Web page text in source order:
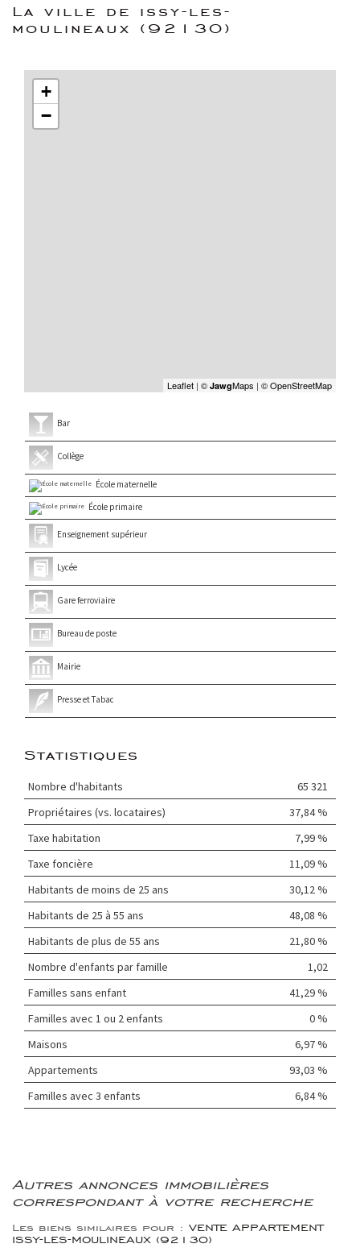
la ville de issy-les-
moulineaux (92130)
+
−
Leaflet | © JawgMaps | © OpenStreetMap
Bar
Collège
École maternelle
École primaire
Enseignement supérieur
Lycée
Gare ferroviaire
Bureau de poste
Mairie
Presse et Tabac
Statistiques
Nombre d'habitants
65 321
Propriétaires (vs. locataires)
37,84 %
Taxe habitation
7,99 %
Taxe foncière
11,09 %
Habitants de moins de 25 ans
30,12 %
Habitants de 25 à 55 ans
48,08 %
Habitants de plus de 55 ans
21,80 %
Nombre d'enfants par famille
1,02
Familles sans enfant
41,29 %
Familles avec 1 ou 2 enfants
0 %
Maisons
6,97 %
Appartements
93,03 %
Familles avec 3 enfants
6,84 %
autres annonces immobilières
correspondant à votre recherche
Les biens similaires pour : VENTE APPARTEMENT
ISSY-LES-MOULINEAUX (92130)